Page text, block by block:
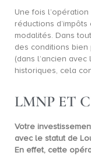
Une fois
réductions
modalités. Dans
des conditions
(dans l’ancien
historiques, cela
LMNP ET
Votre
avec le statut de
En effet, cette